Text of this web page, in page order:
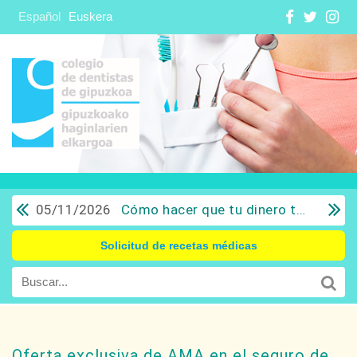
Español Euskera
05/11/2026 Cómo hacer que tu dinero trabaje para ti: Del ahorro a la inversión con sentido común.
Solicitud de recetas médicas